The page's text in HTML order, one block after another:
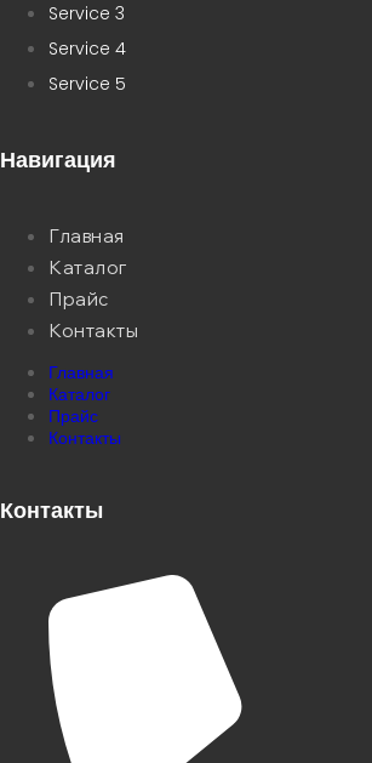
Service 3
Service 4
Service 5
Навигация
Главная
Каталог
Прайс
Контакты
Главная
Каталог
Прайс
Контакты
Контакты